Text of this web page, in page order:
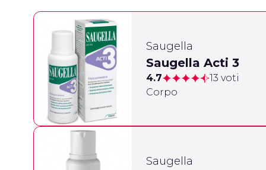
Saugella
Saugella Acti 3
4.7
13 voti
Corpo
Saugella